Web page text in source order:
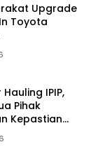
Upgrade
Toyota
IPIP,
Pihak
Kepastian